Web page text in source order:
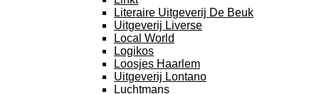
Literaire Uitgeverij De Beuk
Uitgeverij Liverse
Local World
Logikos
Loosjes Haarlem
Uitgeverij Lontano
Luchtmans